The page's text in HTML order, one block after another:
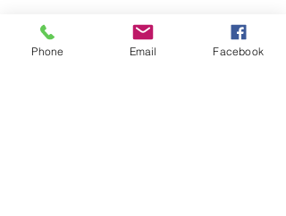
Phone Email Facebook